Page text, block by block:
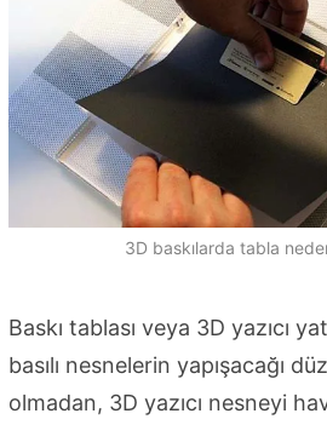
3D baskılarda tabla
Baskı tablası veya 3D yazıcı
basılı nesnelerin yapışacağı
olmadan, 3D yazıcı nesneyi